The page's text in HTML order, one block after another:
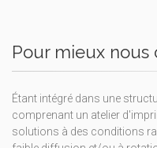
Pour mieux nous
Étant intégré dans une
comprenant un atelier
solutions à des conditions